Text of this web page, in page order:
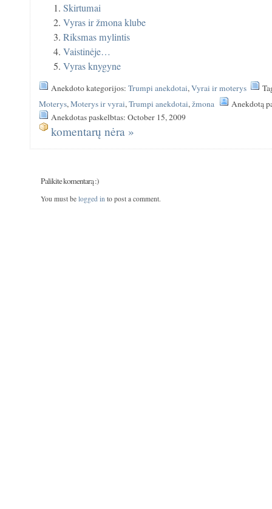
Skirtumai
Vyras ir žmona klube
Riksmas mylintis
Vaistinėje…
Vyras knygyne
Anekdoto kategorijos:Trumpi anekdotai,Vyrai ir moterys
Moterys,Moterys ir vyrai,Trumpi anekdotai,žmona
Anekdotą
Anekdotas paskelbtas: October 15, 2009
komentarų nėra »
Palikite komentarą :)
You must be logged into post a comment.